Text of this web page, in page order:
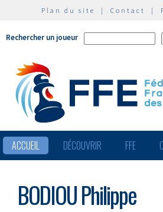
Plan du site | Contact |
Rechercher un joueur
ACCUEIL DÉCOUVRIR FFE
BODIOU Philippe